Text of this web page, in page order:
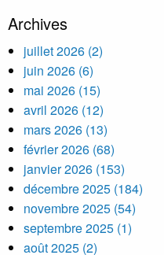
Archives
juillet 2026 (2)
juin 2026 (6)
mai 2026 (15)
avril 2026 (12)
mars 2026 (13)
février 2026 (68)
janvier 2026 (153)
décembre 2025 (184)
novembre 2025 (54)
septembre 2025 (1)
août 2025 (2)